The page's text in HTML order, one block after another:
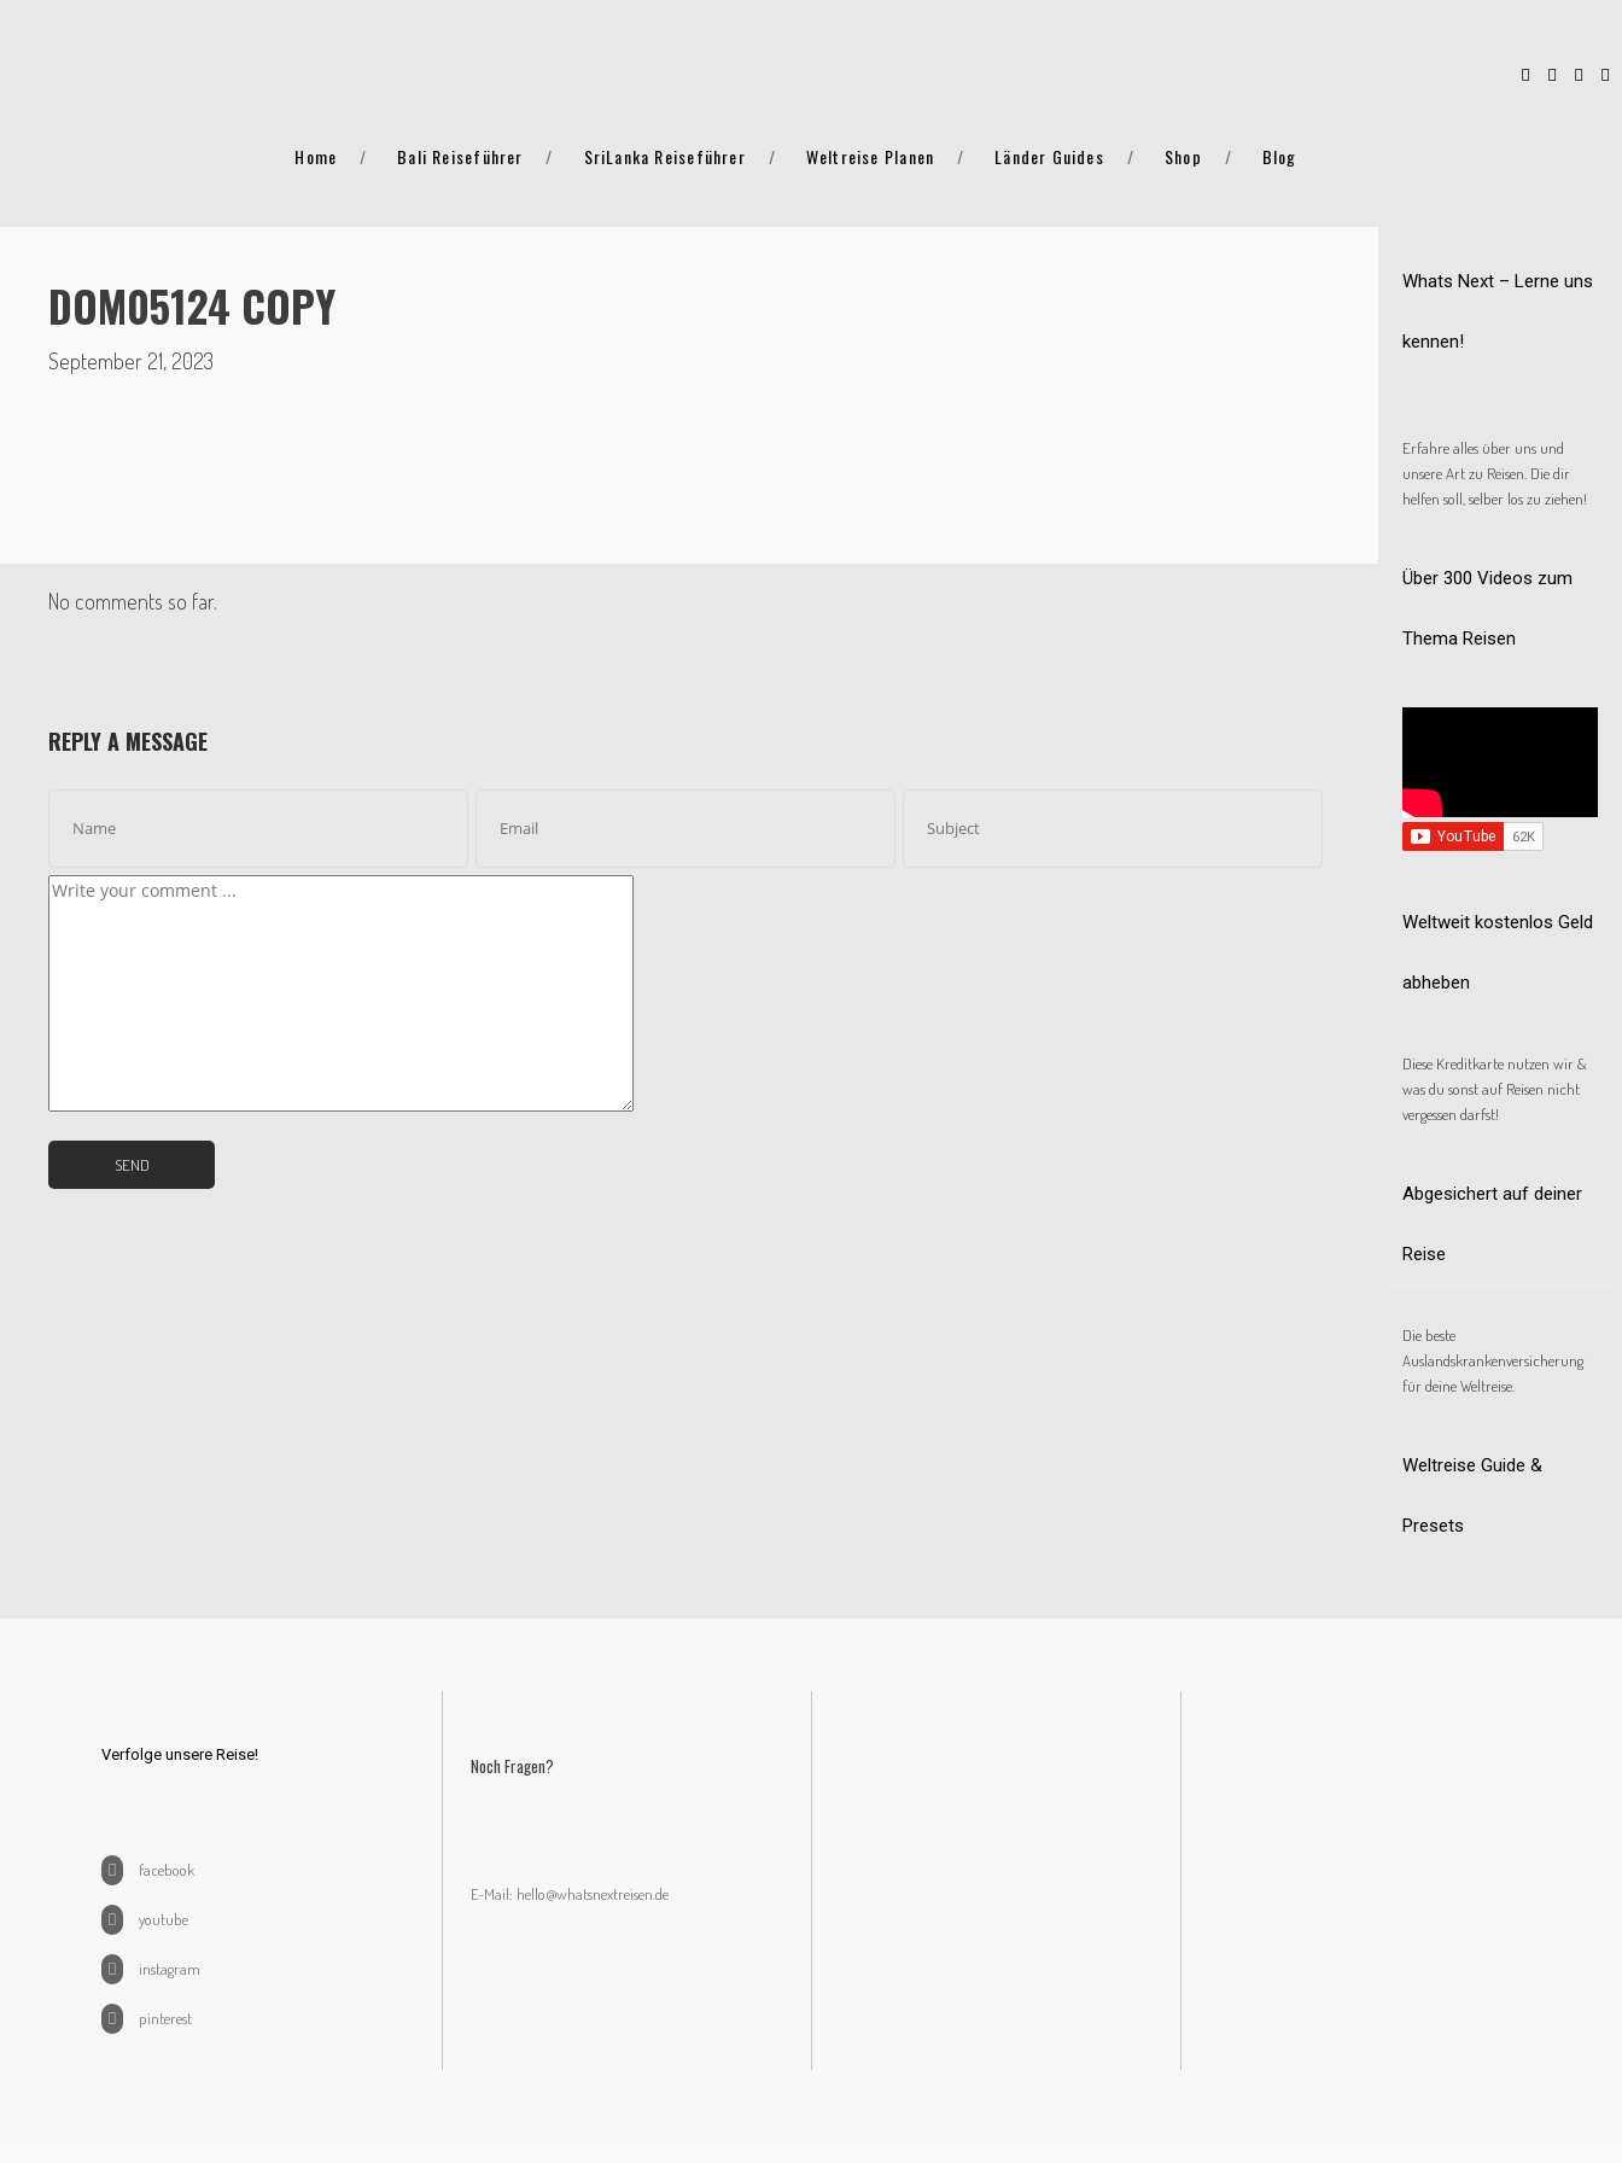
Home Bali Reiseführer SriLanka Reiseführer Weltreise Planen Länder Guides Shop Blog
DOM05124 COPY
September 21, 2023
No comments so far.
REPLY A MESSAGE
Whats Next – Lerne uns
kennen!
Erfahre alles über uns und
unsere Art zu Reisen. Die dir
helfen soll, selber los zu ziehen!
Über 300 Videos zum
Thema Reisen
Weltweit kostenlos Geld
abheben
Diese Kreditkarte nutzen wir &
was du sonst auf Reisen nicht
vergessen darfst!
Abgesichert auf deiner
Reise
Die beste
Auslandskrankenversicherung
für deine Weltreise.
Weltreise Guide &
Presets
Verfolge unsere Reise!
facebook
youtube
instagram
pinterest
Noch Fragen?
E-Mail: hello@whatsnextreisen.de